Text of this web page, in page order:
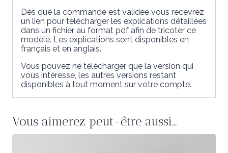
Dès que la commande est validée vous recevrez
un lien pour télécharger les explications détaillées
dans un fichier au format pdf afin de tricoter ce
modèle. Les explications sont disponibles en
français et en anglais.
Vous pouvez ne télécharger que la version qui
vous intéresse, les autres versions restant
disponibles à tout moment sur votre compte.
Vous aimerez peut-être aussi…